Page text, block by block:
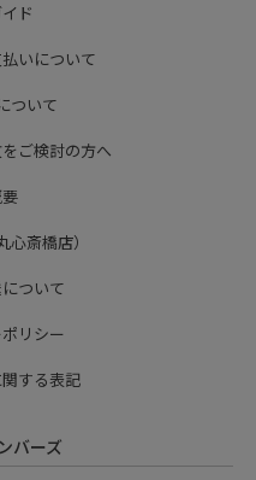
ド
いについて
ついて
ご検討の方へ
斎橋店）
ついて
リシー
する表記
バーズ